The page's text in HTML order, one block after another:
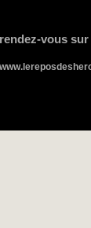
rendez-vous sur